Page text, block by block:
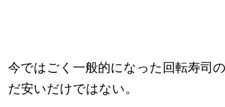
今ではごく一般的になった回転寿司
だ安いだけではない。